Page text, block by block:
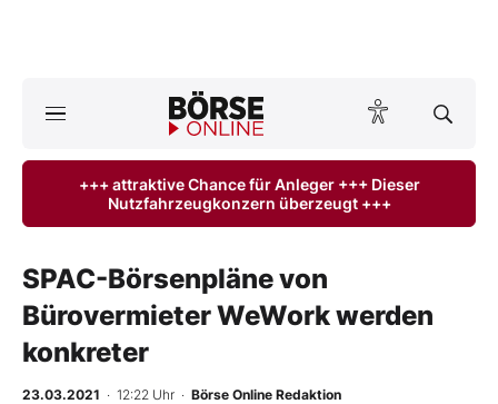
ktuelle Ausgabe BÖRSE ONLINE lesen
Anlageprodukte
Finanz-Check
+++ attraktive Chance für Anleger +++ Dieser
Nutzfahrzeugkonzern überzeugt +++
SPAC-Börsenpläne von
Bürovermieter WeWork werden
konkreter
23.03.2021 · 12:22 Uhr · Börse Online Redaktion